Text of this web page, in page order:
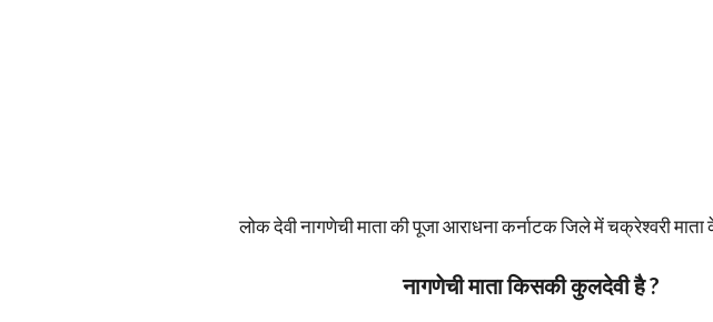
लोक देवी नागणेची माता की पूजा आराधना कर्नाटक जिले में चक्रेश्वरी माता
नागणेची माता किसकी कुलदेवी है ?